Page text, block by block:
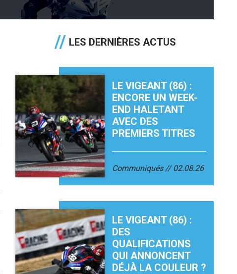
LES DERNIÈRES ACTUS
LE VIGEANT (86) :
ENCORE UN WEEK-
END HALETANT
AVEC DES
PREMIERS TITRES
Communiqués 02.08.26
LE VIGEANT (86) :
DES
QUALIFICATIONS
QUI ANNONCENT
DÉJÀ LA COULEUR ?